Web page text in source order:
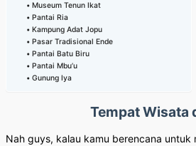
Museum Tenun Ikat
Pantai Ria
Kampung Adat Jopu
Pasar Tradisional Ende
Pantai Batu Biru
Pantai Mbu’u
Gunung Iya
Tempat Wisata
Nah guys, kalau kamu berencana untuk